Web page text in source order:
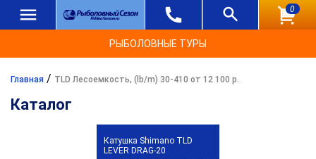
0
РЫБОЛОВНЫЕ ТУРЫ
Главная / TLD Лесоемкость, (lb/m) 30-410 от 12 100 р.
Каталог
Катушка Shimano TLD
LEVER DRAG-20